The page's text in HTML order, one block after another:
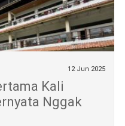
12 Jun 2025
Kali
Nggak